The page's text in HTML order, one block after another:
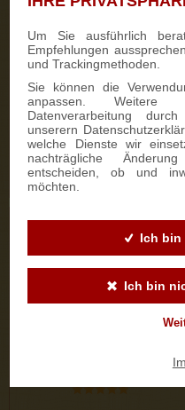
Um Sie ausführlich
Empfehlungen
und Trackingmethoden.
Sie können die
anpassen. Weitere
Datenverarbeitung
unserern
welche Dienste wir
nachträgliche
entscheiden, ob und
möchten.
Ich bin
Ich bin
333 Bewertungen
700g Feinster Mohnstriezel
im Geschenkkarton
15,90 €
ZUM PRODUKT